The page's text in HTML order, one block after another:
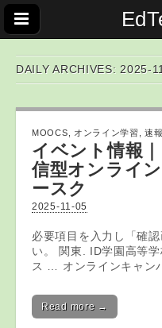
DAILY ARCHIVES: 2025-
MOOCS オンライン学習 ,速報
イベント情報
信型オンライ
ースク
2025-11-05
必要項目を入力し「確
い。 関東. ID学園高等
ス … オンラインキャン
Read more →